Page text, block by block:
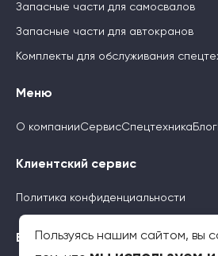
Запасные части для самосвалов
Запасные части для автокранов
Комплекты для обслуживания
Меню
О компанииСервисСпецтехника Блог
Клиентский сервис
Политика конфиденциальности
Будьте с нами
Пользуясь нашим сайтом, вы